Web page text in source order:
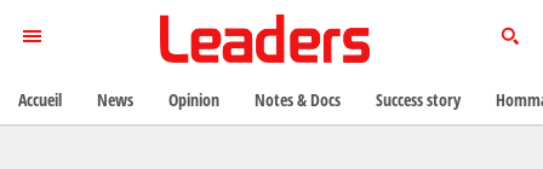
Accueil News Opinion Notes & Docs Success story